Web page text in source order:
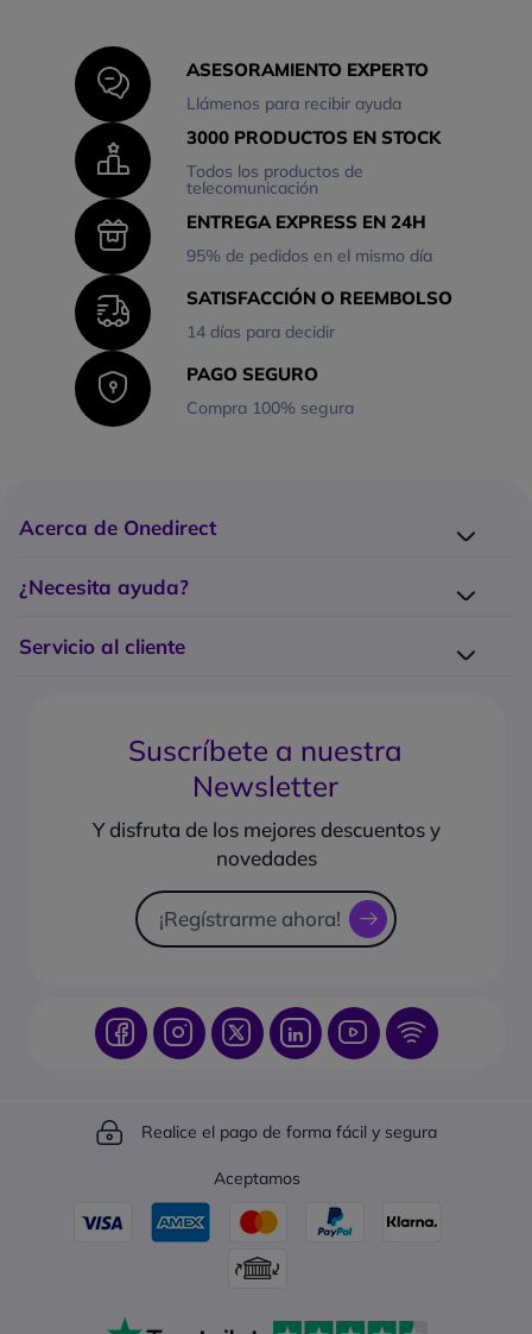
ASESORAMIENTO EXPERTO
Llámenos para recibir ayuda
3000 PRODUCTOS EN STOCK
Todos los productos de
telecomunicación
ENTREGA EXPRESS EN 24H
95% de pedidos en el mismo día
SATISFACCIÓN O REEMBOLSO
14 días para decidir
PAGO SEGURO
Compra 100% segura
Acerca de Onedirect
Los 10 puntos fuertes Onedirect
Trabaje con nosotros
¿Necesita ayuda?
Preguntas frecuentes
Sugiéranos productos
Solicitud de presupuesto
Servicio al cliente
¿Cuál es la política de devolución?
¿Qué formas de pago puedo usar?
¿Cómo hacer seguimiento de un pedido?
Suscríbete a nuestra
Newsletter
Y disfruta de los mejores descuentos y
novedades
¡Regístrarme ahora!
Realice el pago de forma fácil y segura
Aceptamos